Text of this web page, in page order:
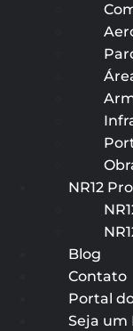
NR12
Blog
Contato
Portal
Seja um